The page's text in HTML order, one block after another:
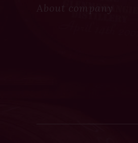
About company